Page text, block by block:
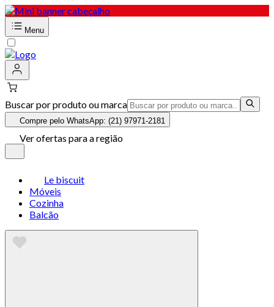
Menu
Buscar por produto ou marca
Compre pelo WhatsApp: (21) 97971-2181
Ver ofertas para a região
Le biscuit
Móveis
Cozinha
Balcão